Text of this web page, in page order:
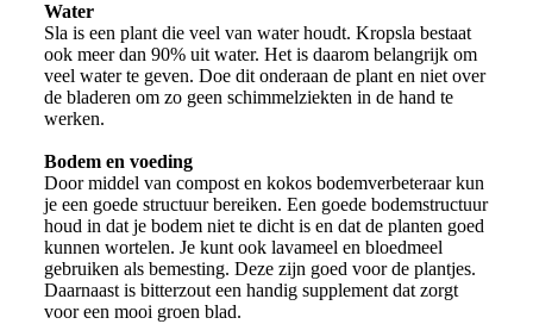
Water
Sla is een plant die veel van water houdt. Kropsla bestaat
ook meer dan 90% uit water. Het is daarom belangrijk om
veel water te geven. Doe dit onderaan de plant en niet over
de bladeren om zo geen schimmelziekten in de hand te
werken.
Bodem en voeding
Door middel van compost en kokos bodemverbeteraar kun
je een goede structuur bereiken. Een goede bodemstructuur
houd in dat je bodem niet te dicht is en dat de planten goed
kunnen wortelen. Je kunt ook lavameel en bloedmeel
gebruiken als bemesting. Deze zijn goed voor de plantjes.
Daarnaast is bitterzout een handig supplement dat zorgt
voor een mooi groen blad.